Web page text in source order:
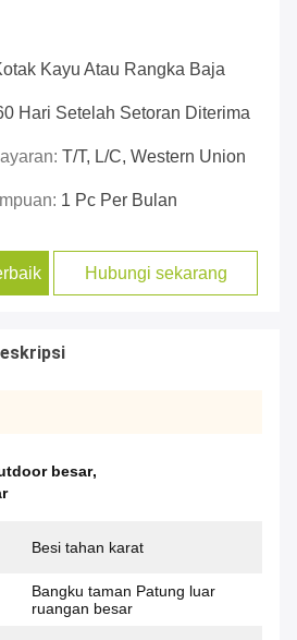
Kayu Atau Rangka Baja
Hari Setelah Setoran Diterima
T/T, L/C, Western Union
1 Pc Per Bulan
Hubungi sekarang
besar,
Besi tahan karat
Bangku taman Patung luar
ruangan besar